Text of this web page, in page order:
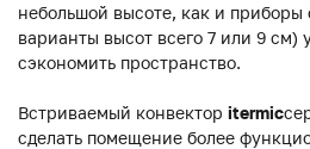
небольшой высоте, как и приборы
варианты высот всего 7 или 9 см)
сэкономить пространство.
Встриваемый конвектор itermic
сделать помещение более